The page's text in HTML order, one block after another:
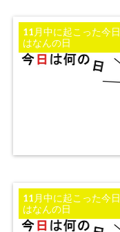
11月中に起こった今日
はなんの日
11月中に起こった今日
はなんの日